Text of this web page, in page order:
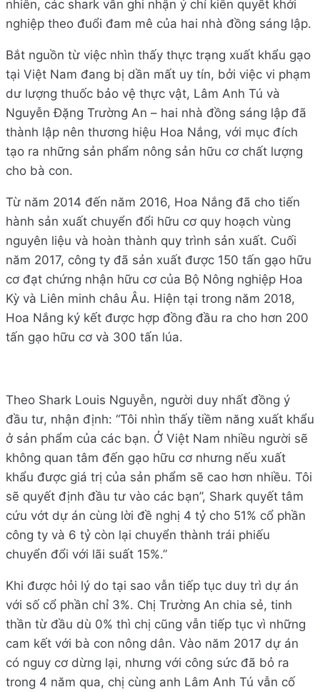
nhiên, các shark vẫn ghi nhận ý chí kiên quyết khởi
nghiệp theo đuổi đam mê của hai nhà đồng sáng lập.
Bắt nguồn từ việc nhìn thấy thực trạng xuất khẩu gạo
tại Việt Nam đang bị dần mất uy tín, bởi việc vi phạm
dư lượng thuốc bảo vệ thực vật, Lâm Anh Tú và
Nguyễn Đặng Trường An – hai nhà đồng sáng lập đã
thành lập nên thương hiệu Hoa Nắng, với mục đích
tạo ra những sản phẩm nông sản hữu cơ chất lượng
cho bà con.
Từ năm 2014 đến năm 2016, Hoa Nắng đã cho tiến
hành sản xuất chuyển đổi hữu cơ quy hoạch vùng
nguyên liệu và hoàn thành quy trình sản xuất. Cuối
năm 2017, công ty đã sản xuất được 150 tấn gạo hữu
cơ đạt chứng nhận hữu cơ của Bộ Nông nghiệp Hoa
Kỳ và Liên minh châu Âu. Hiện tại trong năm 2018,
Hoa Nắng ký kết được hợp đồng đầu ra cho hơn 200
tấn gạo hữu cơ và 300 tấn lúa.
Theo Shark Louis Nguyễn, người duy nhất đồng ý
đầu tư, nhận định: “Tôi nhìn thấy tiềm năng xuất khẩu
ở sản phẩm của các bạn. Ở Việt Nam nhiều người sẽ
không quan tâm đến gạo hữu cơ nhưng nếu xuất
khẩu được giá trị của sản phẩm sẽ cao hơn nhiều. Tôi
sẽ quyết định đầu tư vào các bạn”, Shark quyết tâm
cứu vớt dự án cùng lời đề nghị 4 tỷ cho 51% cổ phần
công ty và 6 tỷ còn lại chuyển thành trái phiếu
chuyển đổi với lãi suất 15%.”
Khi được hỏi lý do tại sao vẫn tiếp tục duy trì dự án
với số cổ phần chỉ 3%. Chị Trường An chia sẻ, tinh
thần từ đầu dù 0% thì chị cũng vẫn tiếp tục vì những
cam kết với bà con nông dân. Vào năm 2017 dự án
có nguy cơ dừng lại, nhưng với công sức đã bỏ ra
trong 4 năm qua, chị cùng anh Lâm Anh Tú vẫn cố